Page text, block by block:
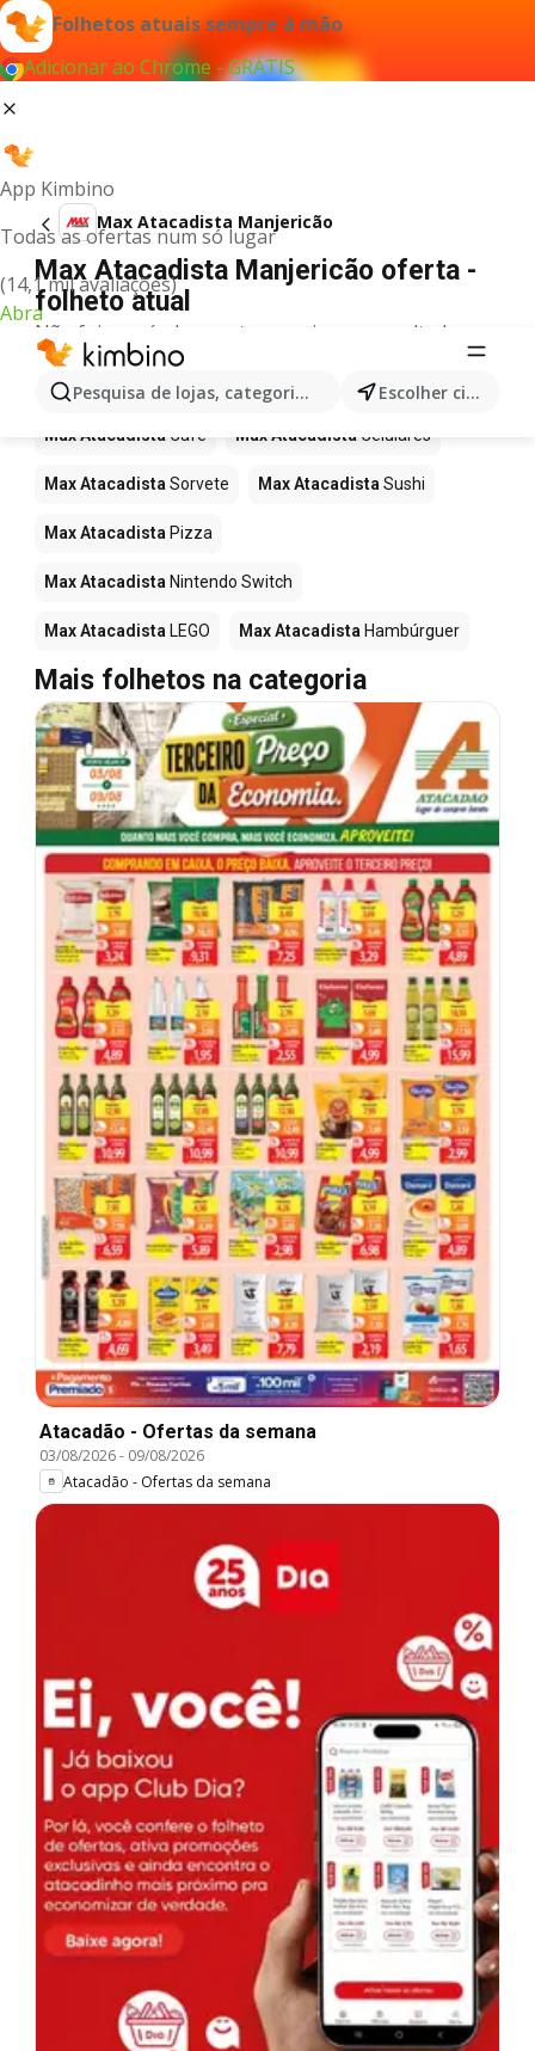
Folhetos atuais sempre à mão
Adicionar ao Chrome - GRÁTIS
App Kimbino
Todas as ofertas num só lugar
(14,1 mil avaliações)
Abra
Pesquisa de lojas, categorias,produtos... Escolher cidade
Max Atacadista Manjericão
Max Atacadista Manjericão oferta -
folheto atual
Não foi possível encontrar quaisquer resultados
para este termo.
Mais produtos em Max Atacadista
Max Atacadista Café Max Atacadista Celulares
Max Atacadista Sorvete Max Atacadista Sushi
Max Atacadista Pizza
Max Atacadista Nintendo Switch
Max Atacadista LEGO Max Atacadista Hambúrguer
Mais folhetos na categoria
Atacadão - Ofertas da semana
03/08/2026- 09/08/2026
Atacadão - Ofertas da semana